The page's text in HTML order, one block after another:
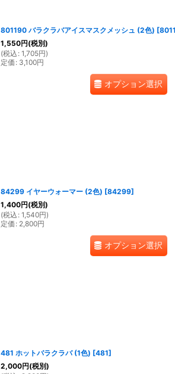
801190 バラクラバアイスマスクメッシュ (2色) [
1,550円(税別)
(税込 : 1,705円)
定価 : 3,100円
オプション選択
84299 イヤーウォーマー (2色) [84299]
1,400円(税別)
(税込 : 1,540円)
定価 : 2,800円
オプション選択
481 ホットバラクラバ (1色) [481]
2,000円(税別)